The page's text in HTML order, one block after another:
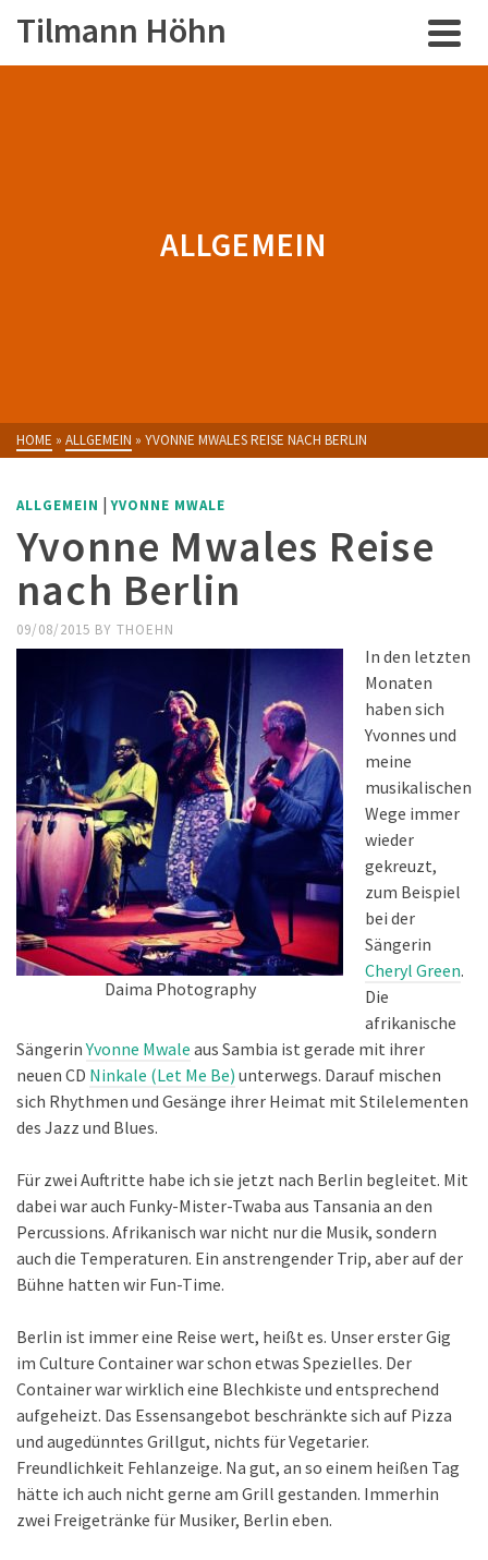
Tilmann Höhn
ALLGEMEIN
HOME » ALLGEMEIN » YVONNE MWALES REISE NACH BERLIN
ALLGEMEIN |YVONNE MWALE
Yvonne Mwales Reise
nach Berlin
09/08/2015 BY THOEHN
Daima Photography
In den letzten
Monaten
haben sich
Yvonnes und
meine
musikalischen
Wege immer
wieder
gekreuzt,
zum Beispiel
bei der
Sängerin
Cheryl Green.
Die
afrikanische
SängerinYvonne Mwale aus Sambia ist gerade mit ihrer
neuen CD Ninkale (Let Me Be) unterwegs. Darauf mischen
sich Rhythmen und Gesänge ihrer Heimat mit Stilelementen
des Jazz und Blues.
Für zwei Auftritte habe ich sie jetzt nach Berlin begleitet. Mit
dabei war auch Funky-Mister-Twaba aus Tansania an den
Percussions. Afrikanisch war nicht nur die Musik, sondern
auch die Temperaturen. Ein anstrengender Trip, aber auf der
Bühne hatten wir Fun-Time.
Berlin ist immer eine Reise wert, heißt es. Unser erster Gig
im Culture Container war schon etwas Spezielles. Der
Container war wirklich eine Blechkiste und entsprechend
aufgeheizt. Das Essensangebot beschränkte sich auf Pizza
und augedünntes Grillgut, nichts für Vegetarier.
Freundlichkeit Fehlanzeige. Na gut, an so einem heißen Tag
hätte ich auch nicht gerne am Grill gestanden. Immerhin
zwei Freigetränke für Musiker, Berlin eben.